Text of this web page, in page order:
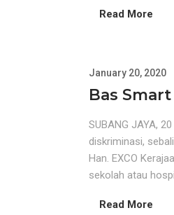
Read More
January 20, 2020
Bas
SUBANG JAYA,
diskriminasi,
Han. EXCO
sekolah atau
Read More